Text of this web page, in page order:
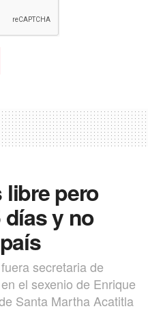
libre pero
días y no
secretaria de
el sexenio de Enrique
Santa Martha Acatitla